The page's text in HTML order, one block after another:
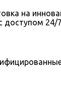
на
доступом 24/